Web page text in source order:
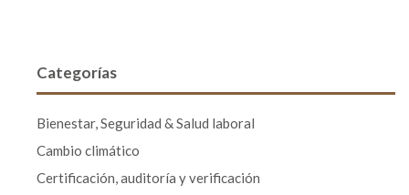
Categorías
Bienestar, Seguridad & Salud laboral
Cambio climático
Certificación, auditoría y verificación